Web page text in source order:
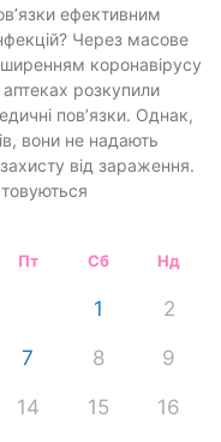
ефективним
Через масове
коронавірусу
розкупили
пов’язки. Однак,
вони не надають
від зараження.
Пт Сб Нд
1 2
7 8 9
14 15 16